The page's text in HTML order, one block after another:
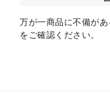
万が一商品に不備があ
をご確認ください。